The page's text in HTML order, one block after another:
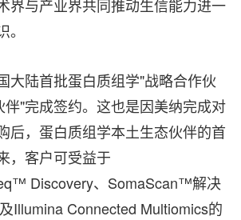
界与产业界共同推动生信能力进一
大陆首批蛋白质组学"战略合作伙
"完成签约。这也是因美纳完成对
后，蛋白质组学本土生态伙伴的首
，客户可受益于
Discovery、SomaScan™解决
Illumina Connected Multiomics的